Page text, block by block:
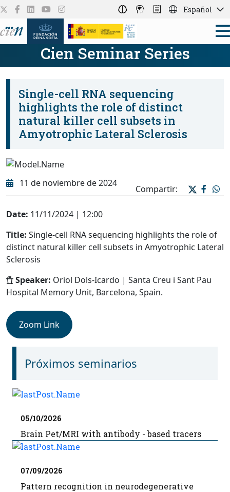
Español
Cien Seminar Series
Single-cell RNA sequencing
highlights the role of distinct
natural killer cell subsets in
Amyotrophic Lateral Sclerosis
11 de noviembre de 2024
Compartir:
Date: 11/11/2024 | 12:00
Title: Single-cell RNA sequencing highlights the role of
distinct natural killer cell subsets in Amyotrophic Lateral
Sclerosis
Speaker: Oriol Dols-Icardo | Santa Creu i Sant Pau
Hospital Memory Unit, Barcelona, Spain.
Zoom Link
Próximos seminarios
05/10/2026
Brain Pet/MRI with antibody - based tracers
07/09/2026
Pattern recognition in neurodegenerative